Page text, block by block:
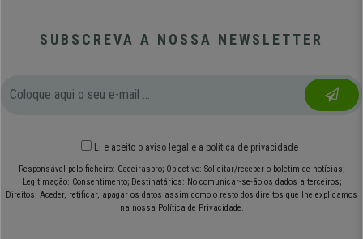
SUBSCREVA A NOSSA NEWSLETTER
Li e aceito o aviso legal e a política de privacidade
Responsável pelo ficheiro: Cadeiraspro; Objectivo: Solicitar/receber o boletim de notícias;
Legitimação: Consentimento; Destinatários: No comunicar-se-ão os dados a terceiros;
Direitos: Aceder, retificar, apagar os datos assim como o resto dos direitos que lhe explicamos
na nossa Política de Privacidade.